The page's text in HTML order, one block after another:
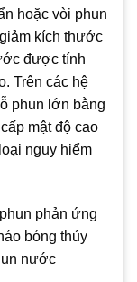
hoặc vòi phun
kích thước
được tính
Trên các hệ
phun lớn bằng
mật độ cao
nguy hiểm
phản ứng
bóng thủy
nước